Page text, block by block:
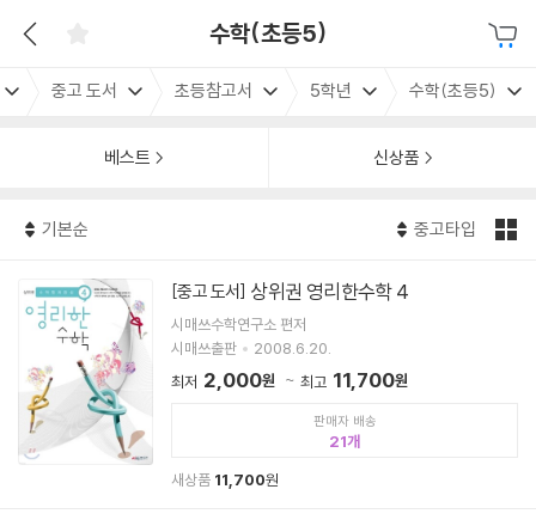
수학(초등5)
중고 도서 초등참고서 5학년 수학(초등5)
베스트 신상품
기본순 중고타입
[중고 도서] 상위권 영리한수학 4
시매쓰수학연구소 편저
시매쓰출판
2008.6.20.
최저 2,000원 최고 11,700원
판매자 배송
21
새상품 11,700원